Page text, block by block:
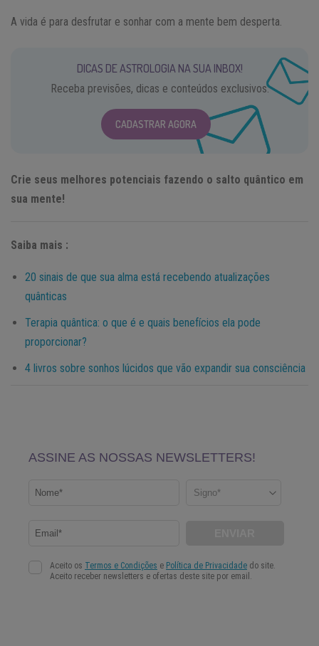
A vida é para desfrutar e sonhar com a mente bem desperta.
DICAS DE ASTROLOGIA NA SUA INBOX!
Receba previsões, dicas e conteúdos exclusivos.
CADASTRAR AGORA
Crie seus melhores potenciais fazendo o salto quântico em
sua mente!
Saiba mais :
20 sinais de que sua alma está recebendo atualizações
quânticas
Terapia quântica: o que é e quais benefícios ela pode
proporcionar?
4 livros sobre sonhos lúcidos que vão expandir sua consciência